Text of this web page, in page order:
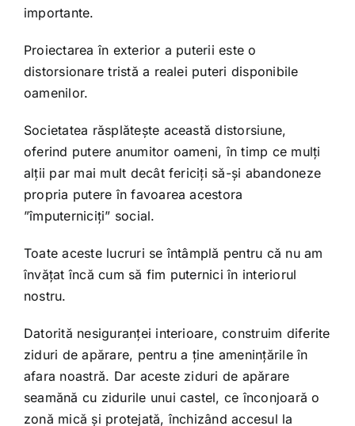
importante.
Proiectarea în exterior a puterii este o
distorsionare tristă a realei puteri disponibile
oamenilor.
Societatea răsplătește această distorsiune,
oferind putere anumitor oameni, în timp ce mulți
alții par mai mult decât fericiți să-și abandoneze
propria putere în favoarea acestora
”împuterniciți” social.
Toate aceste lucruri se întâmplă pentru că nu am
învățat încă cum să fim puternici în interiorul
nostru.
Datorită nesiguranței interioare, construim diferite
ziduri de apărare, pentru a ține amenințările în
afara noastră. Dar aceste ziduri de apărare
seamănă cu zidurile unui castel, ce înconjoară o
zonă mică și protejată, închizând accesul la